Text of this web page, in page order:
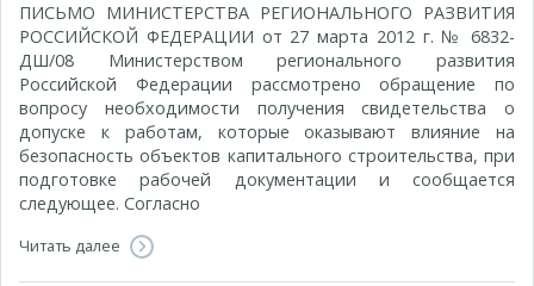
ПИСЬМО МИНИСТЕРСТВА РЕГИОНАЛЬНОГО РАЗВИТИЯ
РОССИЙСКОЙ ФЕДЕРАЦИИ от 27 марта 2012 г. № 6832-
ДШ/08 Министерством регионального развития
Российской Федерации рассмотрено обращение по
вопросу необходимости получения свидетельства о
допуске к работам, которые оказывают влияние на
безопасность объектов капитального строительства, при
подготовке рабочей документации и сообщается
следующее. Согласно
Читать далее